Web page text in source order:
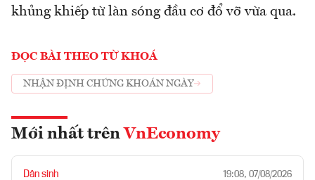
khủng khiếp từ làn sóng đầu cơ đổ vỡ vừa qua.
ĐỌC BÀI THEO TỪ KHOÁ
NHẬN ĐỊNH CHỨNG KHOÁN NGÀY
Mới nhất trên VnEconomy
Dân sinh 19:08, 07/08/2026